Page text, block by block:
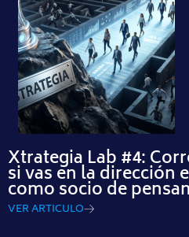
Xtrategia Lab #4:
si vas en la dirección
como socio de
VER ARTICULO